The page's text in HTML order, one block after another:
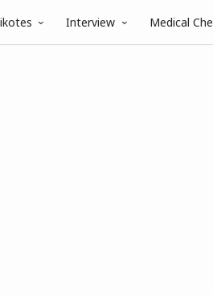
Interview Medical